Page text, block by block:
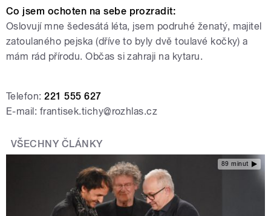
Co jsem ochoten na sebe prozradit:
Oslovují mne šedesátá léta, jsem podruhé ženatý, majitel
zatoulaného pejska (dříve to byly dvě toulavé kočky) a
mám rád přírodu. Občas si zahraji na kytaru.
Telefon: 221 555 627
E-mail: frantisek.tichy@rozhlas.cz
VŠECHNY ČLÁNKY
89 minut